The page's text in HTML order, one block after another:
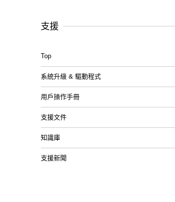
支援
Top
系統升級 & 驅動程式
用戶操作手冊
支援文件
知識庫
支援新聞